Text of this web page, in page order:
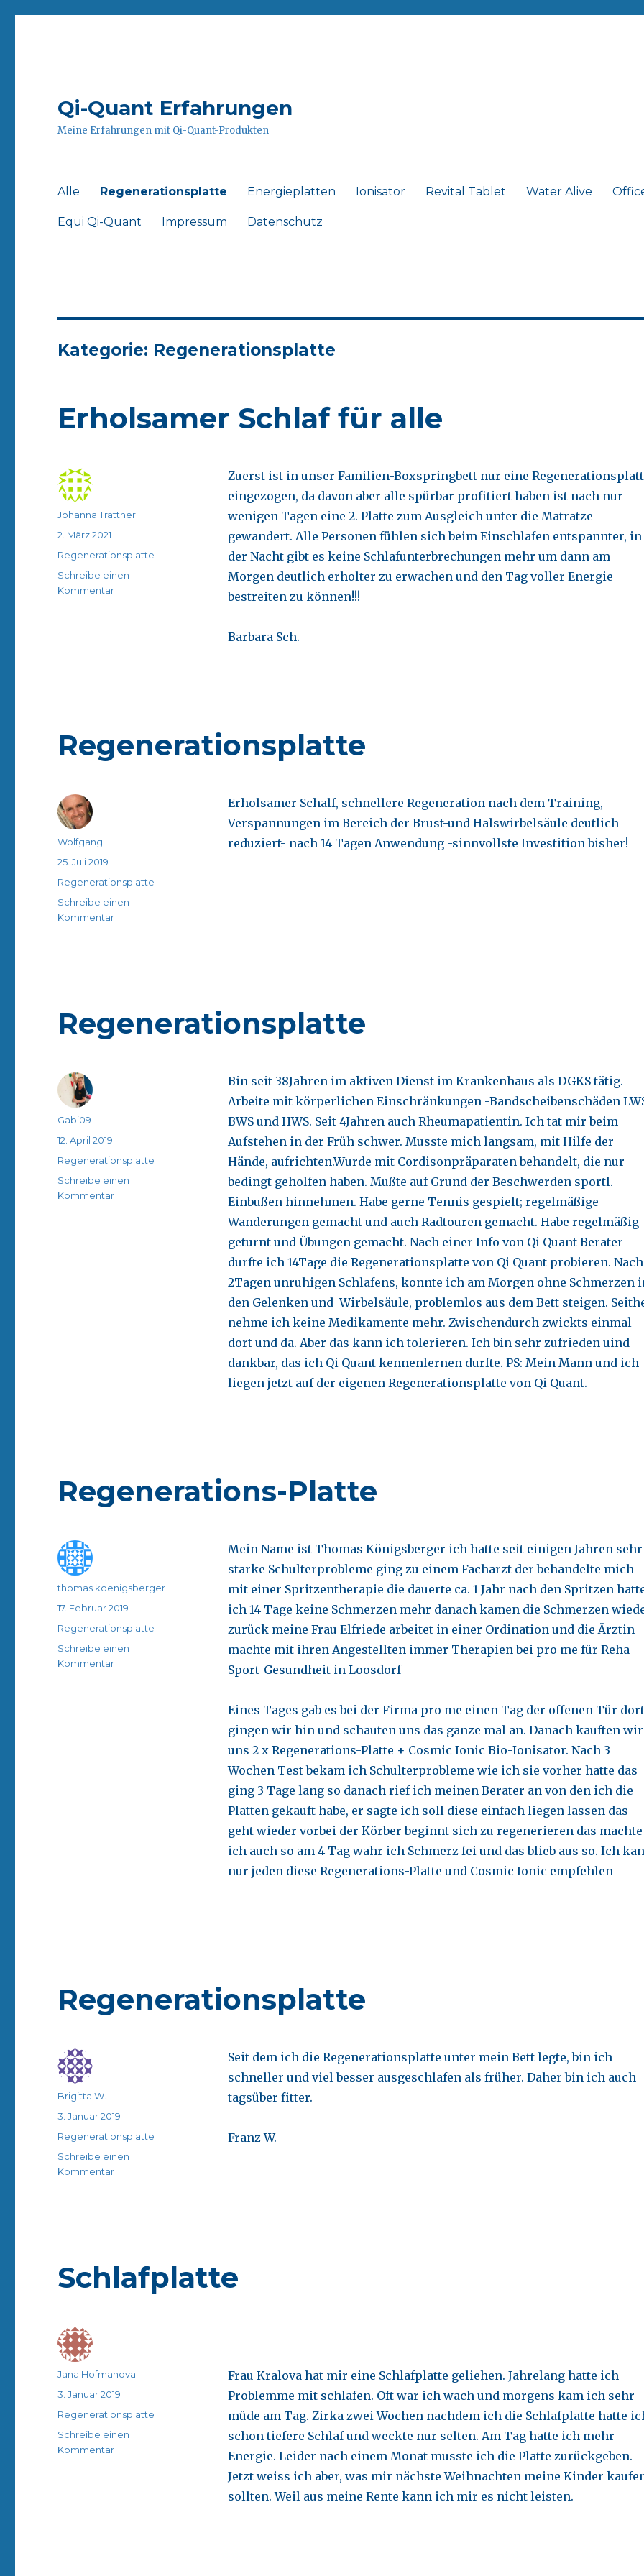
Qi-Quant Erfahrungen
Meine Erfahrungen mit Qi-Quant-Produkten
Alle Regenerationsplatte Energieplatten Ionisator Revital Tablet Water Alive
Equi Qi-Quant Impressum Datenschutz
Kategorie: Regenerationsplatte
Erholsamer Schlaf für alle
Zuerst ist in unser Familien-Boxspringbett nur eine
eingezogen, da davon aber alle spürbar profitiert haben ist nach nur
wenigen Tagen eine 2. Platte zum Ausgleich unter die Matratze
gewandert. Alle Personen fühlen sich beim Einschlafen entspannter, in
der Nacht gibt es keine Schlafunterbrechungen mehr um dann am
Morgen deutlich erholter zu erwachen und den Tag voller Energie
bestreiten zu können!!!
Barbara Sch.
Autor
Johanna Trattner
Veröffentlicht
2. März 2021
Kategorien
Regenerationsplatte
Schreibe einen
Kommentarzu
Regenerationsplatte
Erholsamer Schalf, schnellere Regeneration nach dem Training,
Verspannungen im Bereich der Brust-und Halswirbelsäule deutlich
reduziert- nach 14 Tagen Anwendung -sinnvollste Investition bisher!
Autor
Wolfgang
Veröffentlicht
25. Juli 2019
Kategorien
Regenerationsplatte
Schreibe einen
Kommentarzu
Regenerationsplatte
Bin seit 38Jahren im aktiven Dienst im Krankenhaus als DGKS tätig.
Arbeite mit körperlichen Einschränkungen -Bandscheibenschäden
BWS und HWS. Seit 4Jahren auch Rheumapatientin. Ich tat mir beim
Aufstehen in der Früh schwer. Musste mich langsam, mit Hilfe der
Hände, aufrichten.Wurde mit Cordisonpräparaten behandelt, die nur
bedingt geholfen haben. Mußte auf Grund der Beschwerden sportl.
Einbußen hinnehmen. Habe gerne Tennis gespielt; regelmäßige
Wanderungen gemacht und auch Radtouren gemacht. Habe regelmäßig
geturnt und Übungen gemacht. Nach einer Info von Qi Quant Berater
durfte ich 14Tage die Regenerationsplatte von Qi Quant probieren. Nach
2Tagen unruhigen Schlafens, konnte ich am Morgen ohne Schmerzen
den Gelenken und Wirbelsäule, problemlos aus dem Bett steigen.
nehme ich keine Medikamente mehr. Zwischendurch zwickts einmal
dort und da. Aber das kann ich tolerieren. Ich bin sehr zufrieden uind
dankbar, das ich Qi Quant kennenlernen durfte. PS: Mein Mann und ich
liegen jetzt auf der eigenen Regenerationsplatte von Qi Quant.
Autor
Gabi09
Veröffentlicht
12. April 2019
Kategorien
Regenerationsplatte
Schreibe einen
Kommentarzu
Regenerations-Platte
Mein Name ist Thomas Königsberger ich hatte seit einigen Jahren sehr
starke Schulterprobleme ging zu einem Facharzt der behandelte mich
mit einer Spritzentherapie die dauerte ca. 1 Jahr nach den Spritzen
ich 14 Tage keine Schmerzen mehr danach kamen die Schmerzen
zurück meine Frau Elfriede arbeitet in einer Ordination und die Ärztin
machte mit ihren Angestellten immer Therapien bei pro me für Reha-
Sport-Gesundheit in Loosdorf
Eines Tages gab es bei der Firma pro me einen Tag der offenen Tür dort
gingen wir hin und schauten uns das ganze mal an. Danach kauften wir
uns 2 x Regenerations-Platte + Cosmic Ionic Bio-Ionisator. Nach 3
Wochen Test bekam ich Schulterprobleme wie ich sie vorher hatte das
ging 3 Tage lang so danach rief ich meinen Berater an von den ich die
Platten gekauft habe, er sagte ich soll diese einfach liegen lassen das
geht wieder vorbei der Körber beginnt sich zu regenerieren das machte
ich auch so am 4 Tag wahr ich Schmerz fei und das blieb aus so. Ich
nur jeden diese Regenerations-Platte und Cosmic Ionic empfehlen
Autor
thomas koenigsberger
Veröffentlicht
17. Februar 2019
Kategorien
Regenerationsplatte
Schreibe einen
Kommentarzu
Regenerationsplatte
Seit dem ich die Regenerationsplatte unter mein Bett legte, bin ich
schneller und viel besser ausgeschlafen als früher. Daher bin ich auch
tagsüber fitter.
Franz W.
Autor
Brigitta W.
Veröffentlicht
3. Januar 2019
Kategorien
Regenerationsplatte
Schreibe einen
Kommentarzu
Schlafplatte
Frau Kralova hat mir eine Schlafplatte geliehen. Jahrelang hatte ich
Problemme mit schlafen. Oft war ich wach und morgens kam ich sehr
müde am Tag. Zirka zwei Wochen nachdem ich die Schlafplatte hatte
schon tiefere Schlaf und weckte nur selten. Am Tag hatte ich mehr
Energie. Leider nach einem Monat musste ich die Platte zurückgeben.
Jetzt weiss ich aber, was mir nächste Weihnachten meine Kinder
sollten. Weil aus meine Rente kann ich mir es nicht leisten.
Autor
Jana Hofmanova
Veröffentlicht
3. Januar 2019
Kategorien
Regenerationsplatte
Schreibe einen
Kommentarzu